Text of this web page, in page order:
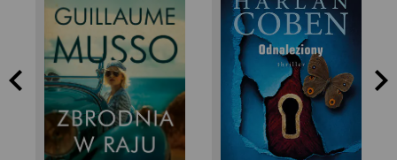
Guillaume Musso Harlan Coben